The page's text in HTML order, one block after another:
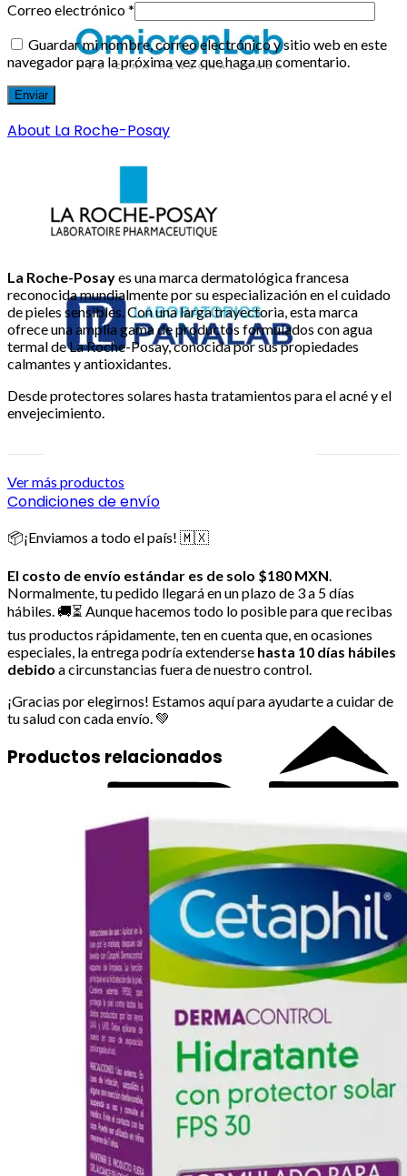
Correo electrónico*
Guardar mi nombre, correo electrónico y sitio web en este
navegador para la próxima vez que haga un comentario.
About La Roche-Posay
La Roche-Posayes una marca dermatológica francesa
reconocida mundialmente por su especialización en el cuidado
de pieles sensibles. Con una larga trayectoria, esta marca
ofrece una amplia gama de productos formulados con agua
termal de La Roche-Posay, conocida por sus propiedades
calmantes y antioxidantes.
Desde protectores solares hasta tratamientos para el acné y el
envejecimiento.
Ver más productos
Condiciones de envío
📦¡Enviamos a todo el país! 🇲🇽
El costo de envío estándar es de solo $180 MXN.
Normalmente, tu pedido llegará en un plazo de 3 a 5 días
hábiles. 🚚⏳ Aunque hacemos todo lo posible para que recibas
tus productos rápidamente, ten en cuenta que, en ocasiones
especiales, la entrega podría extenderse hasta 10 días hábiles
debido a circunstancias fuera de nuestro control.
¡Gracias por elegirnos! Estamos aquí para ayudarte a cuidar de
tu salud con cada envío. 💚
Productos relacionados